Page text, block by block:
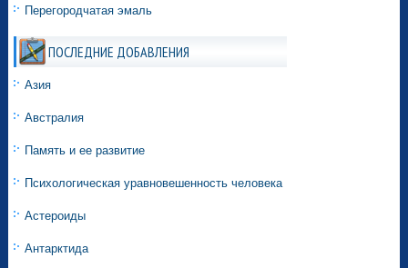
Перегородчатая эмаль
ПОСЛЕДНИЕ ДОБАВЛЕНИЯ
Азия
Австралия
Память и ее развитие
Психологическая уравновешенность человека
Астероиды
Антарктида